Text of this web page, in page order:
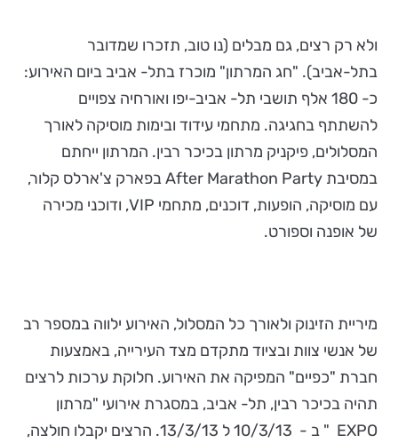
ולא רק רצים, גם מבלים (נו טוב, תזכרו שמדובר
בתל-אביב). "חג המרתון" מוכרז בתל- אביב ביום האירוע:
כ- 180 אלף תושבי תל- אביב-יפו ואורחיה צפויים
להשתתף בחגיגה. מתחמי עידוד ובימות מוסיקה לאורך
המסלולים, פיקניק מרתון בכיכר רבין. המרתון ייחתם
במסיבת After Marathon Party בפארק צ'ארלס קלור,
עם מוסיקה, הופעות, דוכנים, מתחמי VIP, ודוכני מכירה
של אופנה וספורט.
מיריית הזינוק ולאורך כל המסלול, האירוע ילווה במספר רב
של אנשי צוות ובציוד מתקדם מצד העירייה, באמצעות
חברת "כפיים" המפיקה את האירוע. חלוקת ערכות לרצים
תהיה בכיכר רבין, תל- אביב, במסגרת אירועי "מרתון
EXPO " ב - 10/3/13 ל 13/3/13. הרצים יקבלו חולצה,